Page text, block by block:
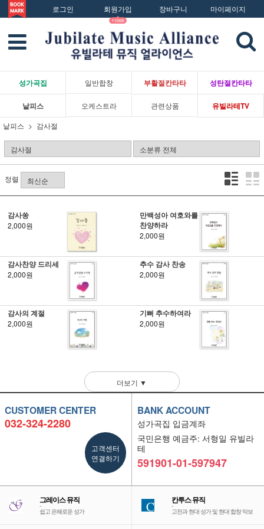
로그인 회원가입 장바구니 마이페이지
성가곡집 일반합창 부활절칸타타 성탄절칸타타
낱피스 오케스트라 관련상품 유빌라테TV
낱피스 감사절
정렬
감사쏭
2,000원
만백성아 여호와를
찬양하라
2,000원
감사찬양 드리세
2,000원
추수 감사 찬송
2,000원
감사의 계절
2,000원
기뻐 추수하여라
2,000원
더보기 ▼
CUSTOMER CENTER
032-324-2280
고객센터
연결하기
BANK ACCOUNT
성가곡집 입금계좌
국민은행 예금주: 서형일 유빌라
테
591901-01-597947
그레이스 뮤직
-
쉽고 은혜로운 성가
칸투스 뮤직
-
고전과 현대 성가 및 현대 합창 악보